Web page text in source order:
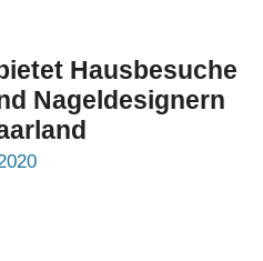
Hausbesuche
Nageldesignern